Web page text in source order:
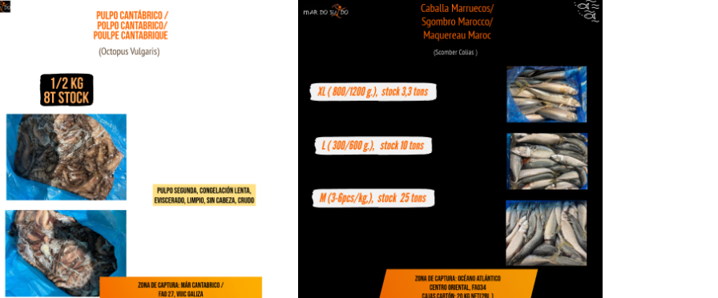
de Pulpo Cantábrico Oferta de Caballa Marruecos